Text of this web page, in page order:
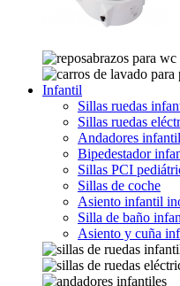
Infantil
Sillas ruedas
Sillas ruedas
Andadores
Bipedestador
Sillas PCI
Sillas de coche
Asiento infantil
Silla de baño
Asiento y cuña